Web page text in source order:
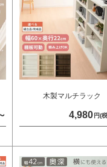
木製マルチラック
4,980 円(